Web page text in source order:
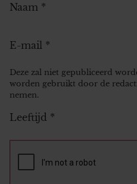
Naam *
E-mail *
Deze zal niet gepubliceerd
worden gebruikt door de
nemen.
Leeftijd *